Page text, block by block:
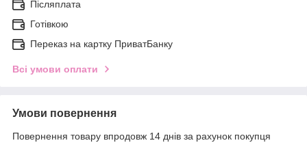
Післяплата
Готівкою
Переказ на картку ПриватБанку
Всі умови оплати
Умови повернення
Повернення товару впродовж 14 днів за рахунок покупця